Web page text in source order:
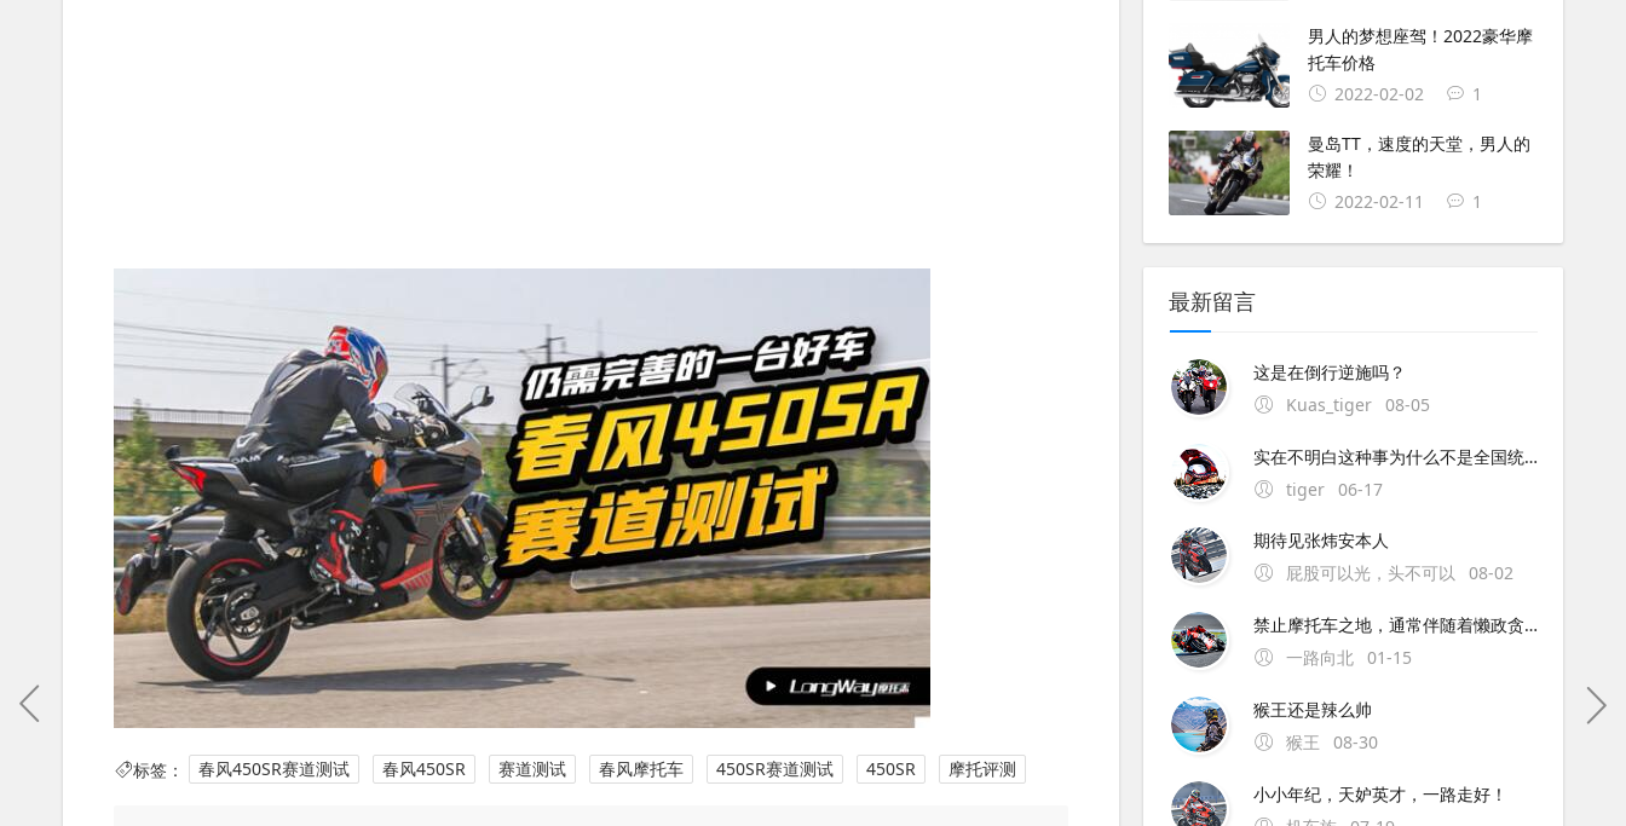
标签： 春风450SR赛道测试 春风450SR 赛道测试 春风摩托车 450SR赛道测试 450SR 摩托评测
男人的梦想座驾！2022豪华摩
托车价格
2022-02-02
1
曼岛TT，速度的天堂，男人的
荣耀！
2022-02-11
1
最新留言
这是在倒行逆施吗？
Kuas_tiger 08-05
实在不明白这种事为什么不是全国统一执行呢？中央与地方的权限这么混乱的吗？全国每个地方都不同规定,这是要独立造反吗？
tiger 06-17
期待见张炜安本人
屁股可以光，头不可以
08-02
禁止摩托车之地，通常伴随着懒政贪官。为解禁摩的地方点赞！
一路向北 01-15
猴王还是辣么帅
猴王
08-30
小小年纪，天妒英才，一路走好！